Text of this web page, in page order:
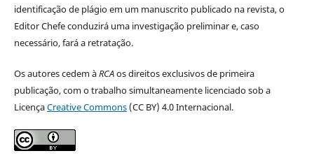
identificação de plágio em um manuscrito publicado na revista, o
Editor Chefe conduzirá uma investigação preliminar e, caso
necessário, fará a retratação.
Os autores cedem àRCAos direitos exclusivos de primeira
publicação, com o trabalho simultaneamente licenciado sob a
LicençaCreative Commons(CC BY) 4.0 Internacional.